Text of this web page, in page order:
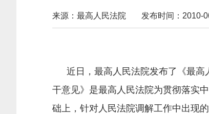
来源：最高人民法院 发布时间：2010-
近日，最高人民法院发布了《最高
干意见》是最高人民法院为贯彻落实
础上，针对人民法院调解工作中出现